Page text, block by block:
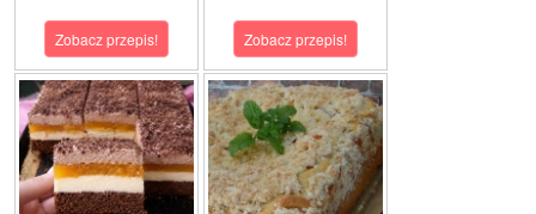
Zobacz przepis! Zobacz przepis!